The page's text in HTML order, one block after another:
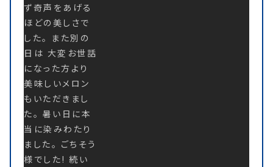
ず奇声をあげる
ほどの美しさで
した。 また別の
日は 大変お世話
になった方より
美味しいメロン
もいただきまし
た。 暑い日に本
当に染みわたり
ました。 ごちそう
様でした! 続い